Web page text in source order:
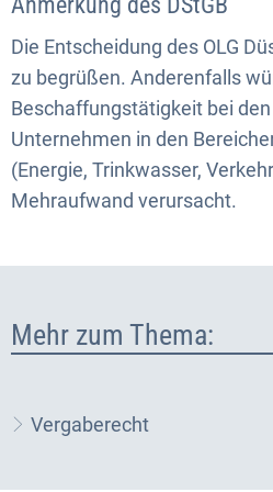
Die Entscheidung des OLG
zu begrüßen. Anderenfalls
Beschaffungstätigkeit bei
Unternehmen in den
(Energie, Trinkwasser,
Mehraufwand verursacht.
Mehr zum Thema:
Vergaberecht